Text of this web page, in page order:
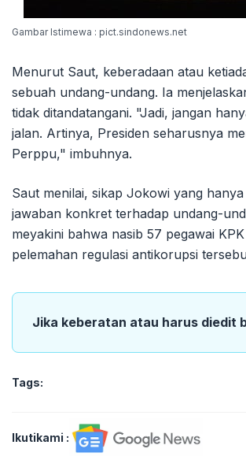
Gambar Istimewa : pict.sindonews.net
Menurut Saut, keberadaan atau
sebuah undang-undang. Ia
tidak ditandatangani. "Jadi, jangan
jalan. Artinya, Presiden seharusnya
Perppu," imbuhnya.
Saut menilai, sikap Jokowi yang
jawaban konkret terhadap undang-
meyakini bahwa nasib 57 pegawai
pelemahan regulasi antikorupsi
Jika keberatan atau harus diedit
Tags:
Ikutikami :